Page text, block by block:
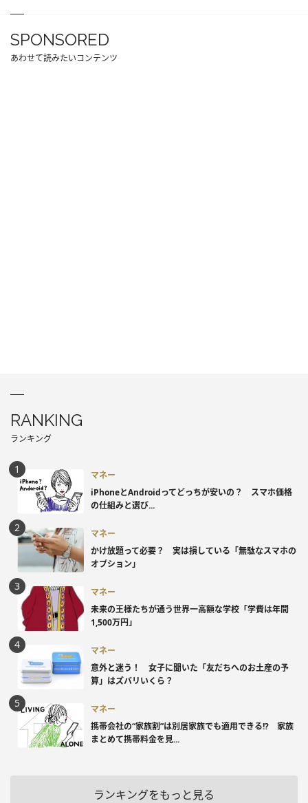
SPONSORED
あわせて読みたいコンテンツ
RANKING
ランキング
マネー
iPhoneとAndroidってどっちが安いの？ スマホ価格
の仕組みと選び...
マネー
かけ放題って必要？ 実は損している「無駄なスマホの
オプション」
マネー
未来の王様たちが通う世界一高額な学校「学費は年間
1,500万円」
マネー
意外と迷う！ 女子に聞いた「友だちへのお土産の予
算」はズバリいくら？
マネー
携帯会社の“家族割”は別居家族でも適用できる!? 家族
まとめて携帯料金を見...
ランキングをもっと見る